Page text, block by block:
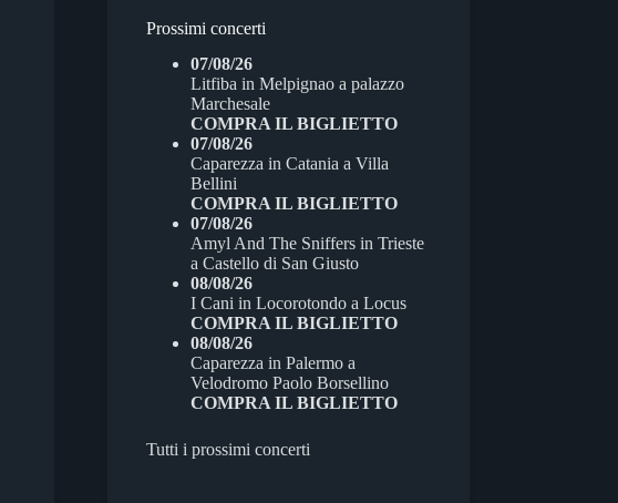
bo
ok
tte
r
Prossimi concerti
07/08/26
Litfiba inMelpignao a palazzo
Marchesale
COMPRA IL BIGLIETTO
07/08/26
Caparezza inCatania a Villa
Bellini
COMPRA IL BIGLIETTO
07/08/26
Amyl And The Sniffers inTrieste
a Castello di San Giusto
08/08/26
I Cani inLocorotondo a Locus
COMPRA IL BIGLIETTO
08/08/26
Caparezza inPalermo a
Velodromo Paolo Borsellino
COMPRA IL BIGLIETTO
Tutti i prossimi concerti